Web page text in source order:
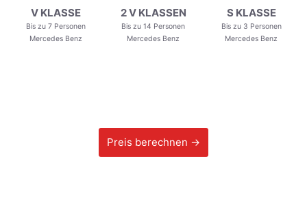
V KLASSE
Bis zu 7 Personen
Mercedes Benz
2 V KLASSEN
Bis zu 14 Personen
Mercedes Benz
S KLASSE
Bis zu 3 Personen
Mercedes Benz
Preis berechnen →